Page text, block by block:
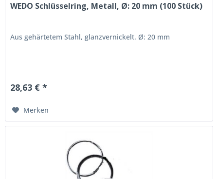
WEDO Schlüsselring, Metall, Ø: 20 mm (100 Stück)
Aus gehärtetem Stahl, glanzvernickelt. Ø: 20 mm
28,63 € *
Merken